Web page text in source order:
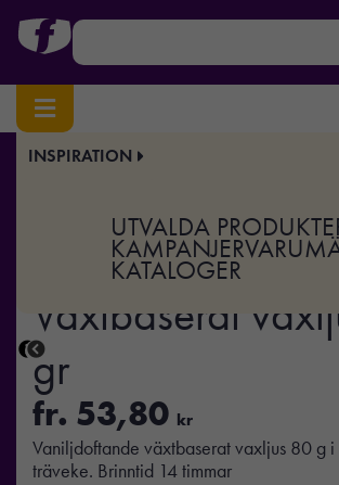
INSPIRATION
UTVALDA
KAMPANJER
KATALOGER
Hem/Hälsa/Må bra / KIVAS WOOD – Växtbaserat vaxljus
KIVAS WOOD –
Växtbaserat
gr
fr. 53,80 kr
Vaniljdoftande växtbaserat vaxljus 80 g i
träveke. Brinntid 14 timmar